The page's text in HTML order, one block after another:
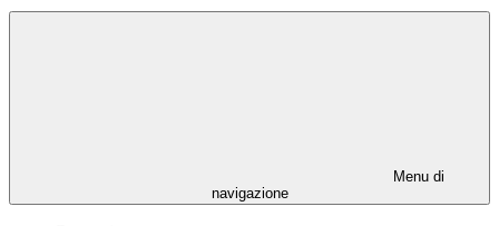
Menu di
navigazione